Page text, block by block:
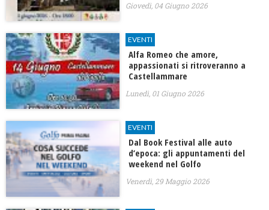
Giovedì, 04 Giugno 2026
EVENTI
Alfa Romeo che amore,
appassionati si ritroveranno a
Castellammare
Lunedì, 01 Giugno 2026
EVENTI
Dal Book Festival alle auto
d’epoca: gli appuntamenti del
weekend nel Golfo
Venerdì, 29 Maggio 2026